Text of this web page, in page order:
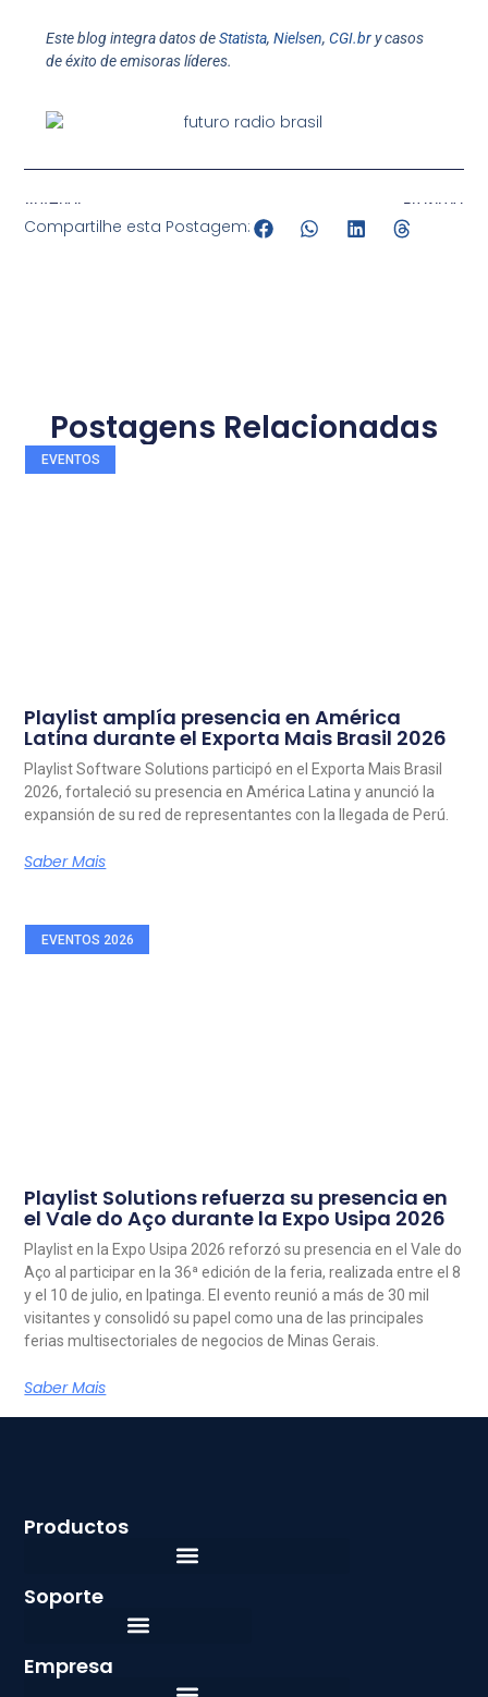
Este blog integra datos deStatista,Nielsen,CGI.bry casos
de éxito de emisoras líderes.
Anterior
Próximo
Compartilhe esta Postagem:
Postagens Relacionadas
EVENTOS
Playlist amplía presencia en América
Latina durante el Exporta Mais Brasil 2026
Playlist Software Solutions participó en el Exporta Mais Brasil
2026, fortaleció su presencia en América Latina y anunció la
expansión de su red de representantes con la llegada de Perú.
Saber Mais
EVENTOS 2026
Playlist Solutions refuerza su presencia en
el Vale do Aço durante la Expo Usipa 2026
Playlist en la Expo Usipa 2026 reforzó su presencia en el Vale do
Aço al participar en la 36ª edición de la feria, realizada entre el 8
y el 10 de julio, en Ipatinga. El evento reunió a más de 30 mil
visitantes y consolidó su papel como una de las principales
ferias multisectoriales de negocios de Minas Gerais.
Saber Mais
Productos
Soporte
Empresa